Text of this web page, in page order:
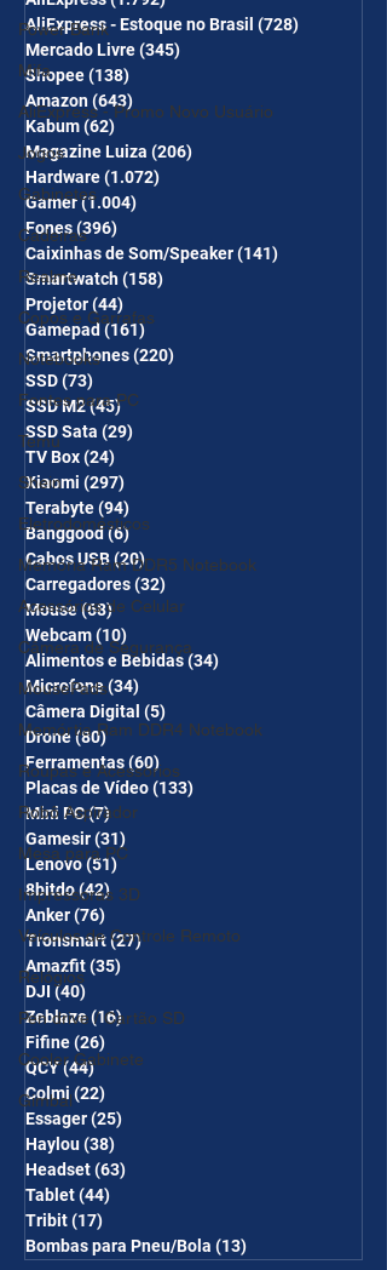
Power Bank
Mifa
AliExpress - Promo Novo Usuário
Jogos
Gabinetes
Cadeiras
Realme
Copos e Garrafas
Notebooks
Fontes para PC
Temu
Shein
Eletrodomésticos
Memória Ram DDR5 Notebook
Acessórios de Celular
Câmera de Segurança
MousePads
Memórtia Ram DDR4 Notebook
Roupas e Acessórios
Robô Aspirador
Mesa para PC
Impressoras 3D
Veículos de Controle Remoto
Relógios
Pen drive / Cartão SD
Cooler Gabinete
Gimbal
CUPONS SÃO VÁLIDOS NO
COMBO
AliExpress - Estoque no Brasil (728)
Mercado Livre(345)
Shopee(138)
Amazon(643) 643 posts
Kabum(62)
Magazine Luiza (206)
Hardware(1.072)
Gamer(1.004)
Fones(396)
Caixinhas de Som/Speaker(141)
Smartwatch(158)
Projetor(44)
Gamepad (161)161 posts
Smartphones(220)
SSD(73)
SSD M2(45)45 posts
SSD Sata (29)
TV Box(24)
Xiaomi (297)
Terabyte(94)
Banggood(6)6 posts
Cabos USB(20)20 posts
Carregadores(32)
Mouse(68)68 posts
Webcam(10)
Alimentos e Bebidas(34)
Microfone(34)
Câmera Digital (5)
Drone(80)80 posts
Ferramentas(60)60 posts
Placas de Vídeo(133)
Mini PC(7)7 posts
Gamesir(31)
Lenovo(51)51 posts
8bitdo(42)42 posts
Anker(76)
Tronsmart(27)27 posts
Amazfit(35)
DJI (40)
Zeblaze(16)16 posts
Fifine(26)
QCY(44)44 posts
Colmi (22)
Essager(25)
Haylou(38)
Headset(63)
Tablet(44)
Tribit(17)
Bombas para Pneu/Bola (13)